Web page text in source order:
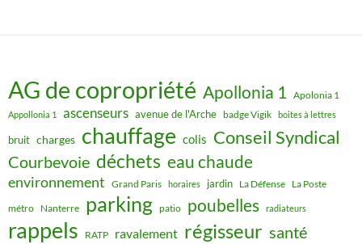
AG de copropriété Apollonia 1 Apolonia 1
Appollonia 1 ascenseurs avenue de l'Arche badge Vigik boites à lettres
bruit charges chauffage colis Conseil Syndical
Courbevoie déchets eau chaude
environnement Grand Paris horaires jardin La Défense La Poste
métro Nanterre parking patio poubelles radiateurs
rappels RATP ravalement régisseur santé